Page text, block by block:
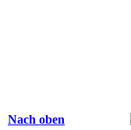
Nach oben